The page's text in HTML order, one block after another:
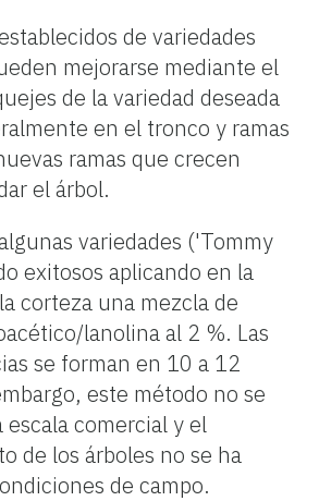
de variedades
mejorarse mediante el
de la variedad deseada
en el tronco y ramas
ramas que crecen
el árbol.
variedades ('Tommy
exitosos aplicando en la
corteza una mezcla de
lanolina al 2 %. Las
se forman en 10 a 12
este método no se
escala comercial y el
de los árboles no se ha
de campo.